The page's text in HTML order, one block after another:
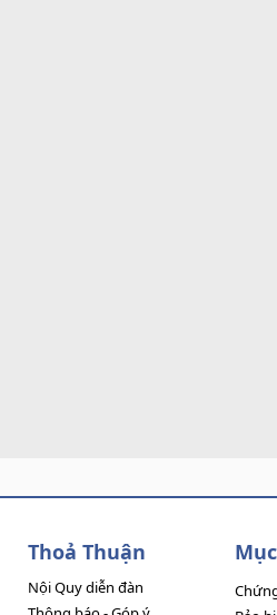
Thoả Thuận
Nội Quy diễn đàn